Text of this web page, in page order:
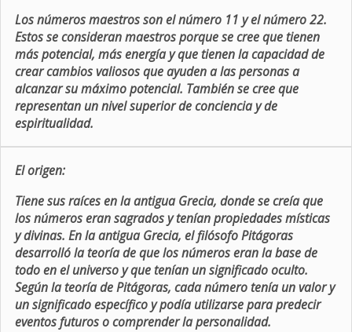
Los números maestros son el número 11 y el número 22.
Estos se consideran maestros porque se cree que tienen
más potencial, más energía y que tienen la capacidad de
crear cambios valiosos que ayuden a las personas a
alcanzar su máximo potencial. También se cree que
representan un nivel superior de conciencia y de
espiritualidad.
El origen:
Tiene sus raíces en la antigua Grecia, donde se creía que
los números eran sagrados y tenían propiedades místicas
y divinas. En la antigua Grecia, el filósofo Pitágoras
desarrolló la teoría de que los números eran la base de
todo en el universo y que tenían un significado oculto.
Según la teoría de Pitágoras, cada número tenía un valor y
un significado específico y podía utilizarse para predecir
eventos futuros o comprender la personalidad.